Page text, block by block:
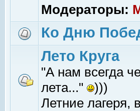
Модераторы:
Ко Дню
Лето Круга
"А нам всегда
лета..."
)))
Летние лагеря,